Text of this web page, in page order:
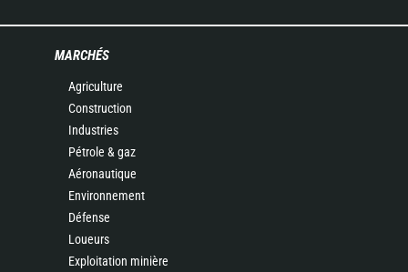
MARCHÉS
Agriculture
Construction
Industries
Pétrole & gaz
Aéronautique
Environnement
Défense
Loueurs
Exploitation minière